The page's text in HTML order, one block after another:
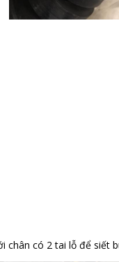
chân có 2 tai lỗ để siết